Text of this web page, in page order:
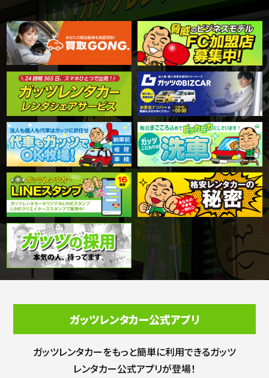
ガッツレンタカー公式アプリ
ガッツレンタカーをもっと簡単に利用できるガッツ
レンタカー公式アプリが登場！